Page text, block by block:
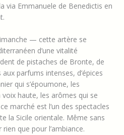
via Emmanuele de Benedictis en
— cette artère se
d’une vitalité
de pistaches de Bronte, de
parfums intenses, d’épices
qui s’époumone, les
haute, les arômes qui se
marché est l’un des spectacles
la Sicile orientale. Même sans
que pour l’ambiance.